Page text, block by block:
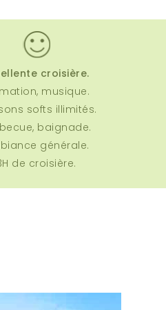
comme
depuis la
croisière.
musique.
softs illimités.
baignade.
générale.
de croisière.